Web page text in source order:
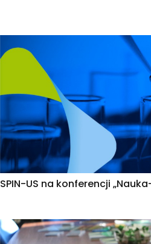
SPIN-US na konferencji